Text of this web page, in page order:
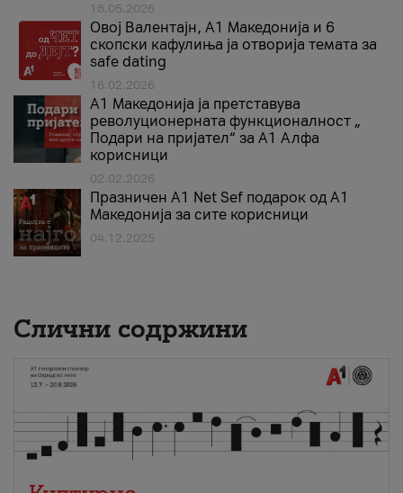
18.05.2026
Овој Валентајн, A1 Македонија и 6
скопски кафулиња ја отворија темата за
safe dating
16.02.2026
А1 Македонија ја претставува
револуционерната функционалност „
Подари на пријател“ за А1 Алфа
корисници
02.02.2026
Празничен A1 Net Sеf подарок од А1
Македонија за сите корисници
04.12.2025
Слични содржини